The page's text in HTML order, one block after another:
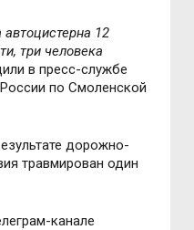
12
три человека
в пресс-службе
по Смоленской
дорожно-
травмирован один
канале